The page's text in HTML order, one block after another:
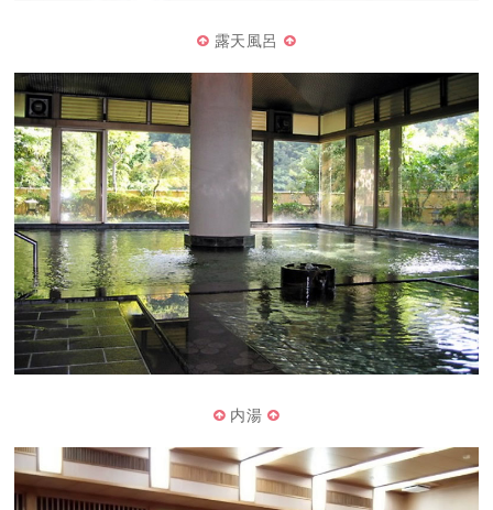
露天風呂
内湯